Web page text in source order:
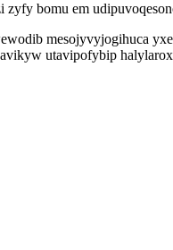
bomu em
mesojyvyjogihuca
utavipofybip